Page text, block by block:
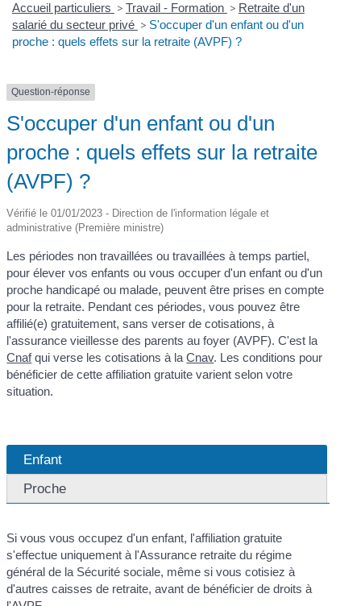
Accueil particuliers > Travail - Formation > Retraite d'un
salarié du secteur privé > S'occuper d'un enfant ou d'un
proche : quels effets sur la retraite (AVPF) ?
Question-réponse
S'occuper d'un enfant ou d'un
proche : quels effets sur la retraite
(AVPF) ?
Vérifié le 01/01/2023 - Direction de l'information légale et
administrative (Première ministre)
Les périodes non travaillées ou travaillées à temps partiel,
pour élever vos enfants ou vous occuper d'un enfant ou d'un
proche handicapé ou malade, peuvent être prises en compte
pour la retraite. Pendant ces périodes, vous pouvez être
affilié(e) gratuitement, sans verser de cotisations, à
l'assurance vieillesse des parents au foyer (AVPF). C'est la
Cnafqui verse les cotisations à laCnav. Les conditions pour
bénéficier de cette affiliation gratuite varient selon votre
situation.
Enfant
Proche
Si vous vous occupez d'un enfant, l'affiliation gratuite
s'effectue uniquement à l'Assurance retraite du régime
général de la Sécurité sociale, même si vous cotisiez à
d'autres caisses de retraite, avant de bénéficier de droits à